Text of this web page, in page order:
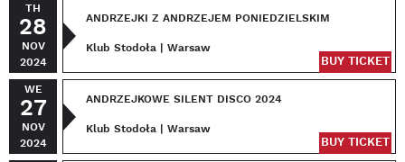
TH
28
NOV
2024
ANDRZEJKI Z ANDRZEJEM PONIEDZIELSKIM
Klub Stodoła | Warsaw
BUY TICKET
WE
27
NOV
2024
ANDRZEJKOWE SILENT DISCO 2024
Klub Stodoła | Warsaw
BUY TICKET